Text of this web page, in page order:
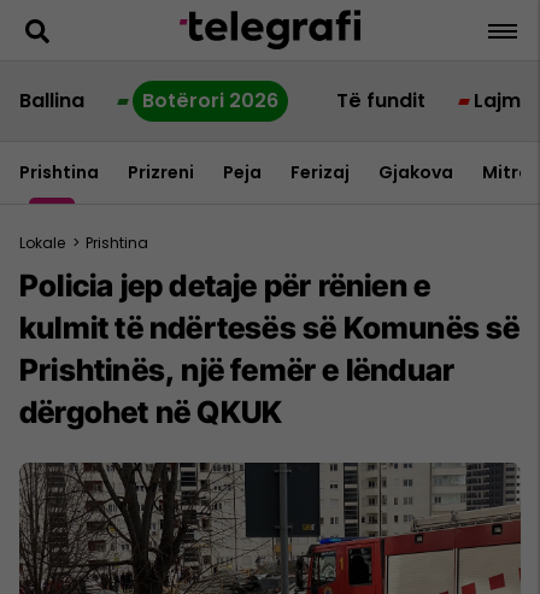
Ballina Botërori 2026 Të fundit Lajme
Prishtina Prizreni Peja Ferizaj Gjakova
Lokale > Prishtina
Policia jep detaje për rënien e
kulmit të ndërtesës së Komunës së
Prishtinës, një femër e lënduar
dërgohet në QKUK